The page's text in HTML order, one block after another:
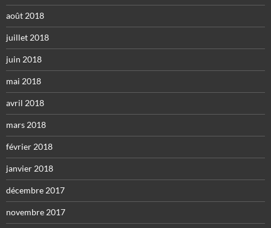
août 2018
juillet 2018
juin 2018
mai 2018
avril 2018
mars 2018
février 2018
janvier 2018
décembre 2017
novembre 2017